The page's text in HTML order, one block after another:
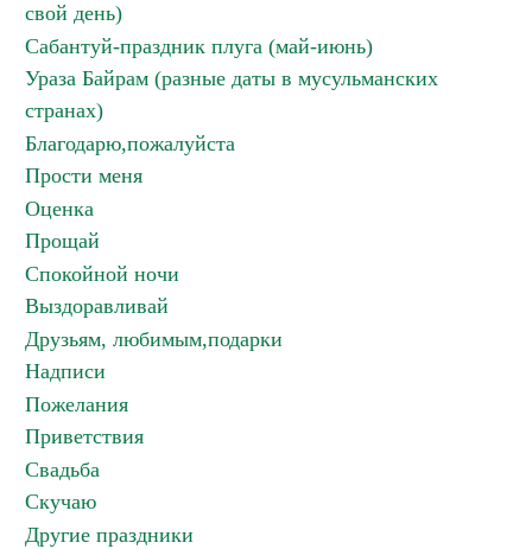
свой день)
Сабантуй-праздник плуга (май-июнь)
Ураза Байрам (разные даты в мусульманских
странах)
Благодарю,пожалуйста
Прости меня
Оценка
Прощай
Спокойной ночи
Выздоравливай
Друзьям, любимым,подарки
Надписи
Пожелания
Приветствия
Свадьба
Скучаю
Другие праздники